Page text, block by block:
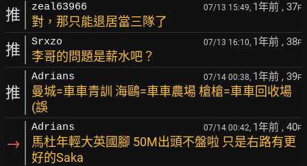
推 zeal63966 07/13 15:49, 1年前 , 37F
對，那只能退居當三隊了
推 Srxzo 07/13 16:10, 1年前 , 38F
李哥的問題是薪水吧？
推
Adrians 07/14 00:38, 1年前 , 39F
曼城=車車青訓 海鷗=車車農場 槍槍=車車回收場
(誤
→
Adrians 07/14 00:42, 1年前 , 40F
馬杜年輕大英國腳 50M出頭不盤啦 只是右路有更
好的Saka